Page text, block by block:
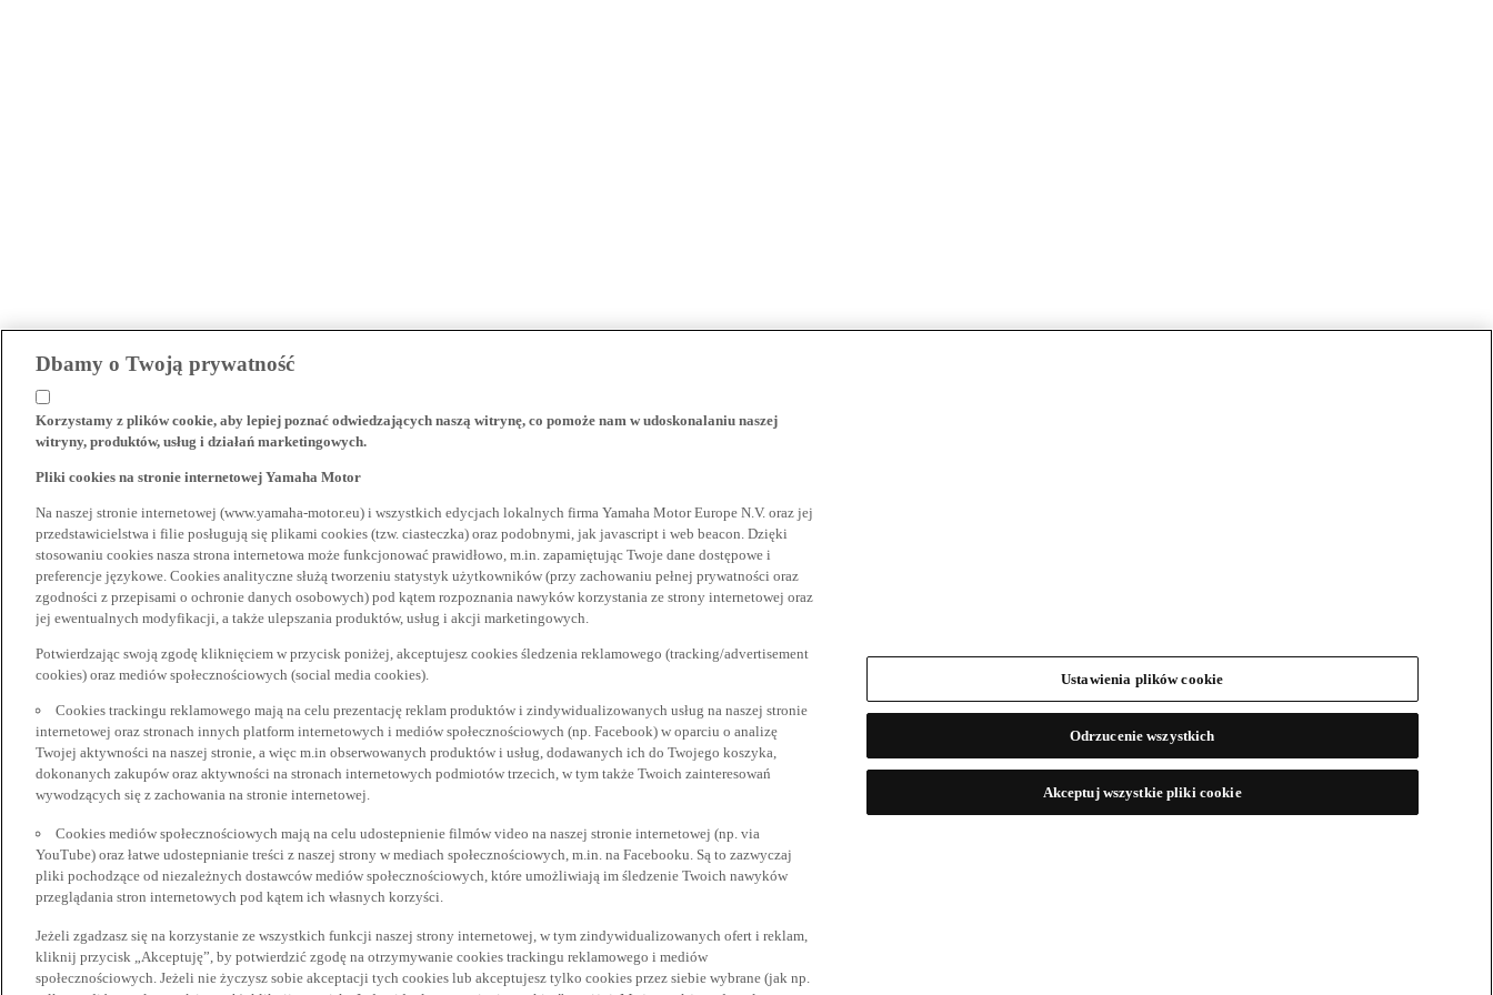
Dbamy o Twoją prywatność
Korzystamy z plików cookie, aby lepiej poznać odwiedzających naszą witrynę, co pomoże nam w udoskonalaniu naszej
witryny, produktów, usług i działań marketingowych.
Pliki cookies na stronie internetowej Yamaha Motor
Na naszej stronie internetowej (www.yamaha-motor.eu) i wszystkich edycjach lokalnych firma Yamaha Motor Europe N.V. oraz jej
przedstawicielstwa i filie posługują się plikami cookies (tzw. ciasteczka) oraz podobnymi, jak javascript i web beacon. Dzięki
stosowaniu cookies nasza strona internetowa może funkcjonować prawidłowo, m.in. zapamiętując Twoje dane dostępowe i
preferencje językowe. Cookies analityczne służą tworzeniu statystyk użytkowników (przy zachowaniu pełnej prywatności oraz
zgodności z przepisami o ochronie danych osobowych) pod kątem rozpoznania nawyków korzystania ze strony internetowej oraz
jej ewentualnych modyfikacji, a także ulepszania produktów, usług i akcji marketingowych.
Potwierdzając swoją zgodę kliknięciem w przycisk poniżej, akceptujesz cookies śledzenia reklamowego (tracking/advertisement
cookies) oraz mediów społecznościowych (social media cookies).
Cookies trackingu reklamowego mają na celu prezentację reklam produktów i zindywidualizowanych usług na naszej stronie
internetowej oraz stronach innych platform internetowych i mediów społecznościowych (np. Facebook) w oparciu o analizę
Twojej aktywności na naszej stronie, a więc m.in obserwowanych produktów i usług, dodawanych ich do Twojego koszyka,
dokonanych zakupów oraz aktywności na stronach internetowych podmiotów trzecich, w tym także Twoich zainteresowań
wywodzących się z zachowania na stronie internetowej.
Cookies mediów społecznościowych mają na celu udostepnienie filmów video na naszej stronie internetowej (np. via
YouTube) oraz łatwe udostepnianie treści z naszej strony w mediach społecznościowych, m.in. na Facebooku. Są to zazwyczaj
pliki pochodzące od niezależnych dostawców mediów społecznościowych, które umożliwiają im śledzenie Twoich nawyków
przeglądania stron internetowych pod kątem ich własnych korzyści.
Jeżeli zgadzasz się na korzystanie ze wszystkich funkcji naszej strony internetowej, w tym zindywidualizowanych ofert i reklam,
kliknij przycisk „Akceptuję”, by potwierdzić zgodę na otrzymywanie cookies trackingu reklamowego i mediów
społecznościowych. Jeżeli nie życzysz sobie akceptacji tych cookies lub akceptujesz tylko cookies przez siebie wybrane (jak np.
Ustawienia plików cookie
Odrzucenie wszystkich
Akceptuj wszystkie pliki cookie